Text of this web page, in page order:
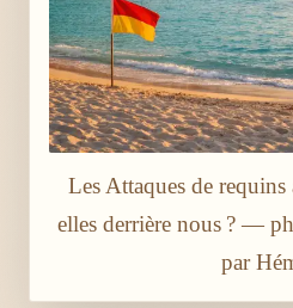
Les Attaques de
elles derrière nous ? —
par